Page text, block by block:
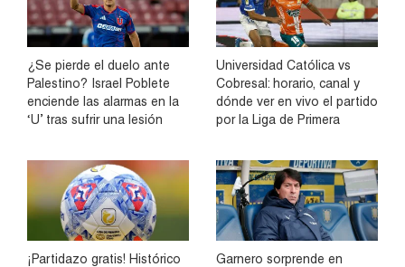
¿Se pierde el duelo ante
Palestino? Israel Poblete
enciende las alarmas en la
‘U’ tras sufrir una lesión
Universidad Católica vs
Cobresal: horario, canal y
dónde ver en vivo el partido
por la Liga de Primera
¡Partidazo gratis! Histórico
Garnero sorprende en